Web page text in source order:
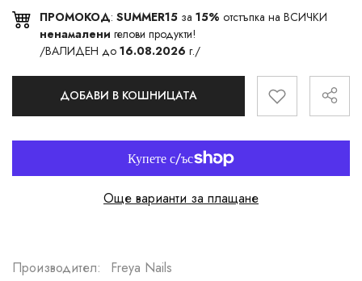
ПРОМОКОД: SUMMER15 за 15% отстъпка на ВСИЧКИ
ненамалени гелови продукти!
/ВАЛИДЕН до 16.08.2026 г./
ДОБАВИ В КОШНИЦАТА
Още варианти за плащане
Производител: Freya Nails